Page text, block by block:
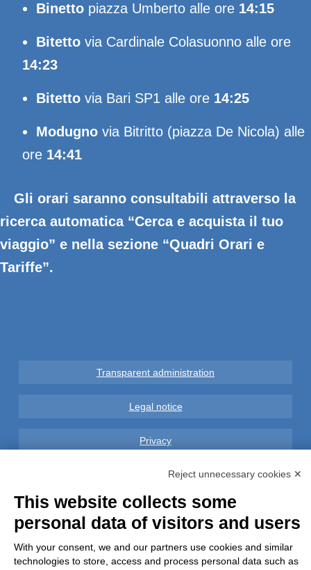
Binetto piazza Umberto alle ore 14:15
Bitetto via Cardinale Colasuonno alle ore
14:23
Bitetto via Bari SP1 alle ore 14:25
Modugno via Bitritto (piazza De Nicola) alle
ore 14:41
Gli orari saranno consultabili attraverso la
ricerca automatica “Cerca e acquista il tuo
viaggio” e nella sezione “Quadri Orari e
Tariffe”.
Transparent administration
Legal notice
Privacy
GDPR Compliance (679/2016)
Complaints
Refunds and Indemnities
Reject unnecessary cookies ✕
This website collects some
personal data of visitors and users
With your consent, we and our partners use cookies and similar
technologies to store, access and process personal data such as